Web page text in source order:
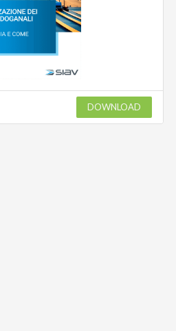
DOWNLOAD